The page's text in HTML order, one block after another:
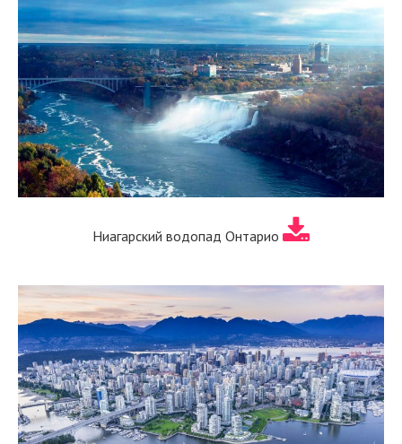
Ниагарский водопад Онтарио